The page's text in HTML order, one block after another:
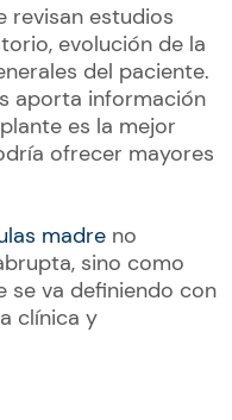
revisan estudios
evolución de la
del paciente.
aporta información
es la mejor
ofrecer mayores
madre no
sino como
se va definiendo con
clínica y